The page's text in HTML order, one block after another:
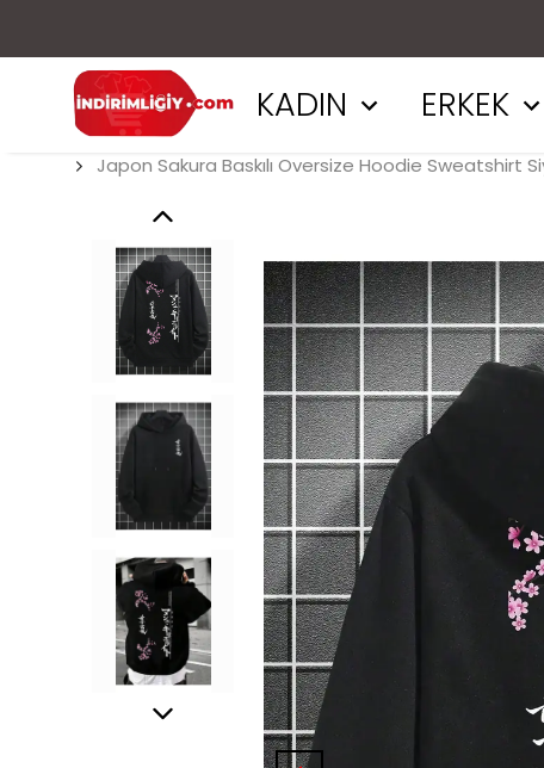
KADIN ERKEK
Japon Sakura Baskılı Oversize Hoodie Sweatshirt